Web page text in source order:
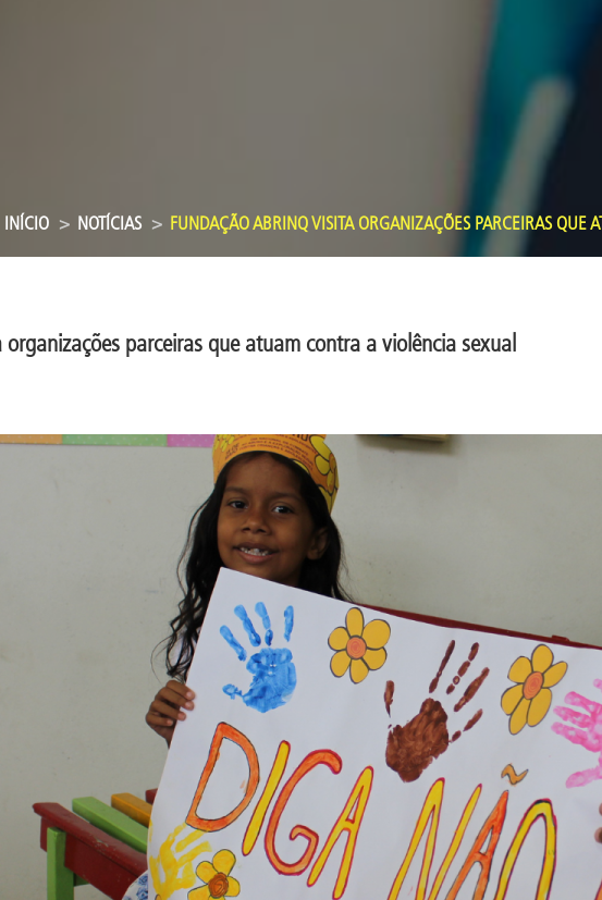
INÍCIO NOTÍCIAS FUNDAÇÃO ABRINQ VISITA ORGANIZAÇÕES PARCEIRAS QUE
parceiras que atuam contra a violência sexual